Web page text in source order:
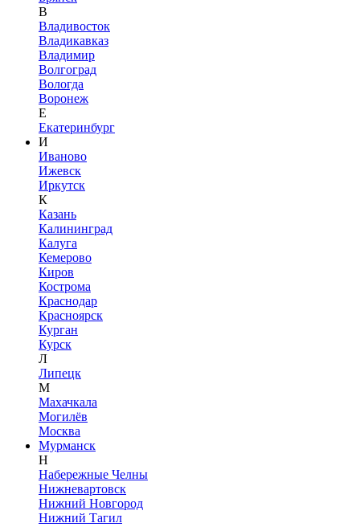
В
Владивосток
Владикавказ
Владимир
Волгоград
Вологда
Воронеж
Е
Екатеринбург
И
Иваново
Ижевск
Иркутск
К
Казань
Калининград
Калуга
Кемерово
Киров
Кострома
Краснодар
Красноярск
Курган
Курск
Л
Липецк
М
Махачкала
Могилёв
Москва
Мурманск
Н
Набережные Челны
Нижневартовск
Нижний Новгород
Нижний Тагил